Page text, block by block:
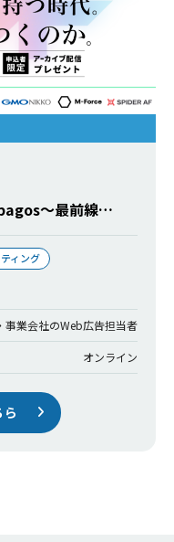
〜最前線…
ィング
事業会社のWeb広告担当者
オンライン